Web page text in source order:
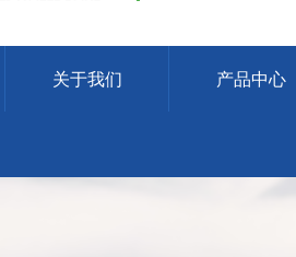
关于我们 产品中心